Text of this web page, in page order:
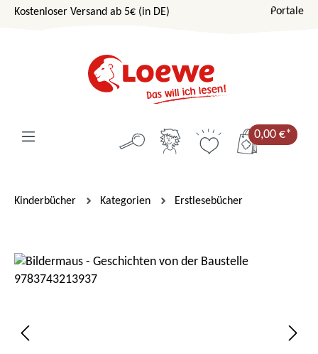
Zum Hauptinhalt springen
Kostenloser Versand ab 5€ (in DE) Portale
0,00 €*
Kinderbücher Kategorien Erstlesebücher
Bildergalerie überspringen